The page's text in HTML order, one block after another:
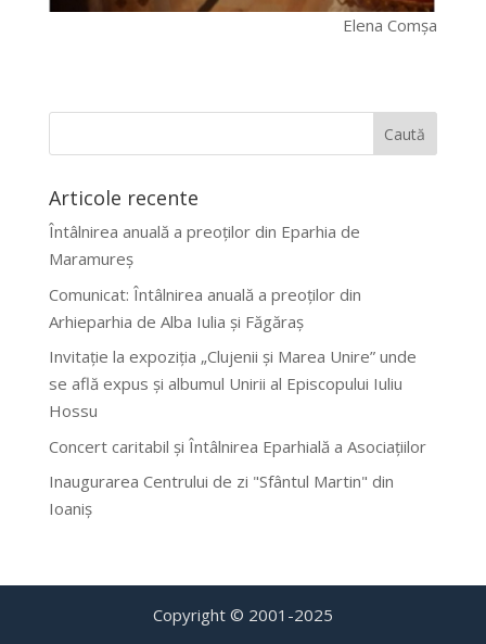
Elena Comșa
Articole recente
Întâlnirea anuală a preoților din Eparhia de
Maramureș
Comunicat: Întâlnirea anuală a preoților din
Arhieparhia de Alba Iulia și Făgăraș
Invitație la expoziția „Clujenii și Marea Unire” unde
se află expus și albumul Unirii al Episcopului Iuliu
Hossu
Concert caritabil și Întâlnirea Eparhială a Asociațiilor
Inaugurarea Centrului de zi "Sfântul Martin" din
Ioaniș
Copyright © 2001-2025